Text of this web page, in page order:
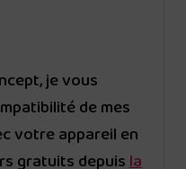
je vous
de mes
votre appareil en
gratuits depuisla